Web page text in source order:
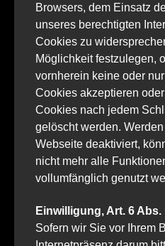
Browsers, dem Einsatz
unseres berechtigten
Cookies zu
Möglichkeit festzulegen,
vornherein keine oder
Cookies akzeptieren
Cookies nach jedem
gelöscht werden.
Webseite deaktiviert,
nicht mehr alle
vollumfänglich genutzt
Einwilligung, Art. 6 Abs.
Sofern wir Sie vor Ihrem